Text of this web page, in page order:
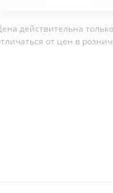
действительна
от цен в